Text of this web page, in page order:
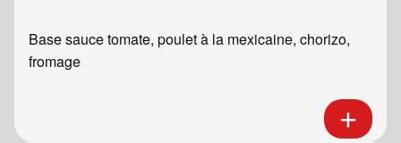
Base sauce tomate, poulet à la mexicaine, chorizo,
fromage